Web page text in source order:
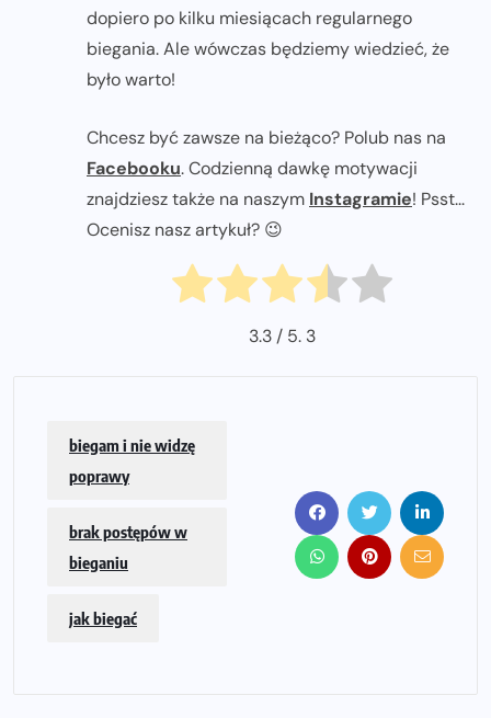
dopiero po kilku miesiącach regularnego
biegania. Ale wówczas będziemy wiedzieć, że
było warto!
Chcesz być zawsze na bieżąco? Polub nas na
Facebooku. Codzienną dawkę motywacji
znajdziesz także na naszym Instagramie! Psst...
Ocenisz nasz artykuł? 😉
3.3 / 5. 3
biegam i nie widzę
poprawy
brak postępów w
bieganiu
jak biegać